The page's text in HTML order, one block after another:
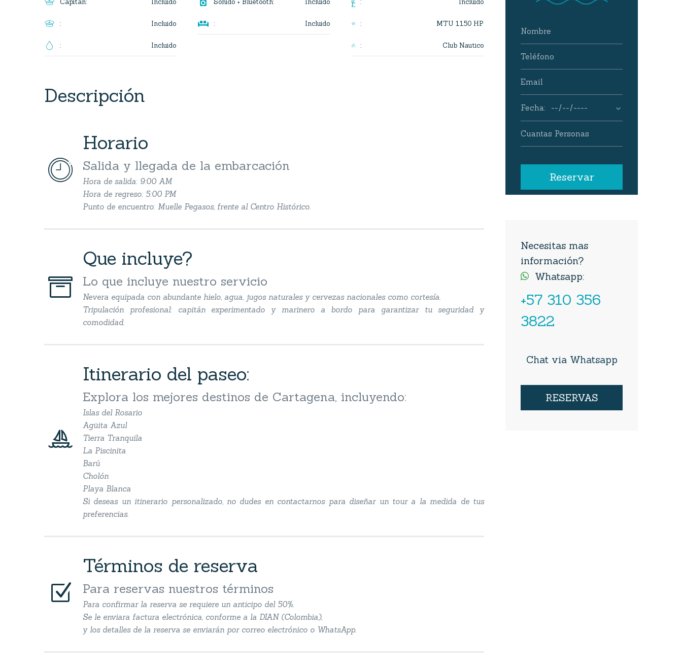
: Incluido
: Incluido
 : Incluido : MTU 1150 HP
: Club Nautico
Descripción


Horario
Salida y llegada de la embarcación
Hora de salida: 9:00 AM
Hora de regreso: 5:00 PM
Punto de encuentro: Muelle Pegasos, frente al Centro Histórico.


Que incluye?
Lo que incluye nuestro servicio
Nevera equipada con abundante hielo, agua, jugos naturales y cervezas nacionales como cortesía.
Tripulación profesional: capitán experimentado y marinero a bordo para garantizar tu seguridad y
comodidad.


Itinerario del paseo:
Explora los mejores destinos de Cartagena, incluyendo:
Islas del Rosario
Agüita Azul
Tierra Tranquila
La Piscinita
Barú
Cholón
Playa Blanca
Si deseas un itinerario personalizado, no dudes en contactarnos para diseñar un tour a la medida de tus
preferencias.
Z
Z
Términos de reserva
Para reservas nuestros términos
Para confirmar la reserva se requiere un anticipo del 50%.
Se le enviara factura electrónica, conforme a la DIAN (Colombia),
y los detalles de la reserva se enviarán por correo electrónico o WhatsApp.
Necesitas mas
información?
 Whatsapp:
+57 310 356
3822
Chat via Whatsapp
RESERVAS